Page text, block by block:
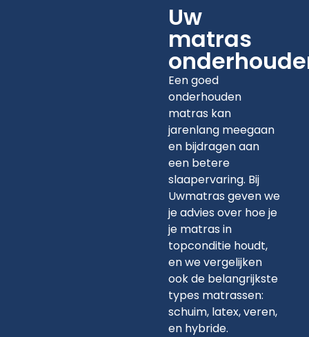
Uw
matras
Een goed
onderhouden
matras kan
jarenlang meegaan
en bijdragen aan
een betere
slaapervaring. Bij
Uwmatras geven we
je advies over hoe je
je matras in
topconditie houdt,
en we vergelijken
ook de belangrijkste
types matrassen:
schuim, latex, veren,
en hybride.